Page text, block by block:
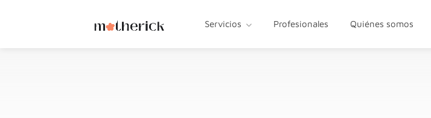
Servicios Profesionales Quiénes somos